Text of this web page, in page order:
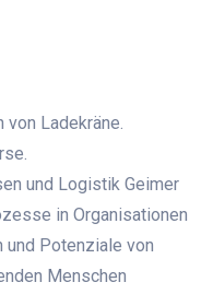
Ladekräne.
und Logistik Geimer
in Organisationen
Potenziale von
Menschen